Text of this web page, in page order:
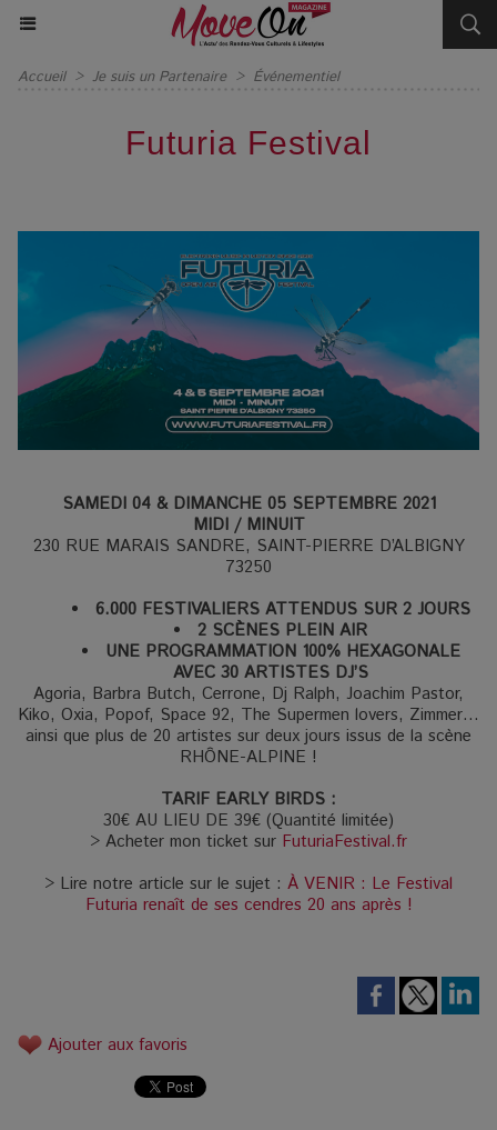
Accueil > Je suis un Partenaire > Événementiel
Futuria Festival
SAMEDI 04 & DIMANCHE 05 SEPTEMBRE 2021
MIDI / MINUIT
230 RUE MARAIS SANDRE, SAINT-PIERRE D’ALBIGNY
73250
6.000 FESTIVALIERS ATTENDUS SUR 2 JOURS
2 SCÈNES PLEIN AIR
UNE PROGRAMMATION 100% HEXAGONALE
AVEC 30 ARTISTES DJ’S
Agoria, Barbra Butch, Cerrone, Dj Ralph, Joachim Pastor,
Kiko, Oxia, Popof, Space 92, The Supermen lovers, Zimmer…
ainsi que plus de 20 artistes sur deux jours issus de la scène
RHÔNE-ALPINE !
TARIF EARLY BIRDS :
30€ AU LIEU DE 39€ (Quantité limitée)
> Acheter mon ticket sur FuturiaFestival.fr
> Lire notre article sur le sujet : À VENIR : Le Festival
Futuria renaît de ses cendres 20 ans après !
Ajouter aux favoris